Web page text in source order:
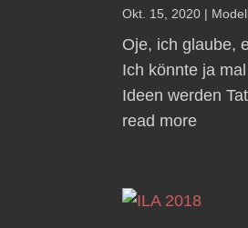
Okt. 15, 2020 |
Oje, ich glaube,
Ich könnte ja
Ideen werden
read more